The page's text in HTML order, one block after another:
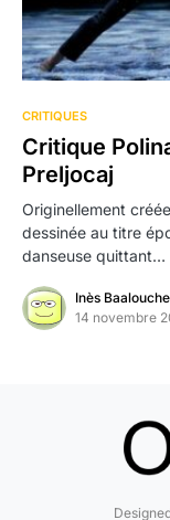
CRITIQUES
Critique
Preljocaj
Originellement
dessinée au titre
danseuse quittant…
Inès Baalouche
14 novembre